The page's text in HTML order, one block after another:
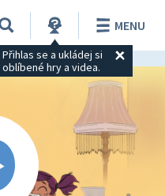
Přihlas se a ukládej si
oblíbené hry a videa.
MENU